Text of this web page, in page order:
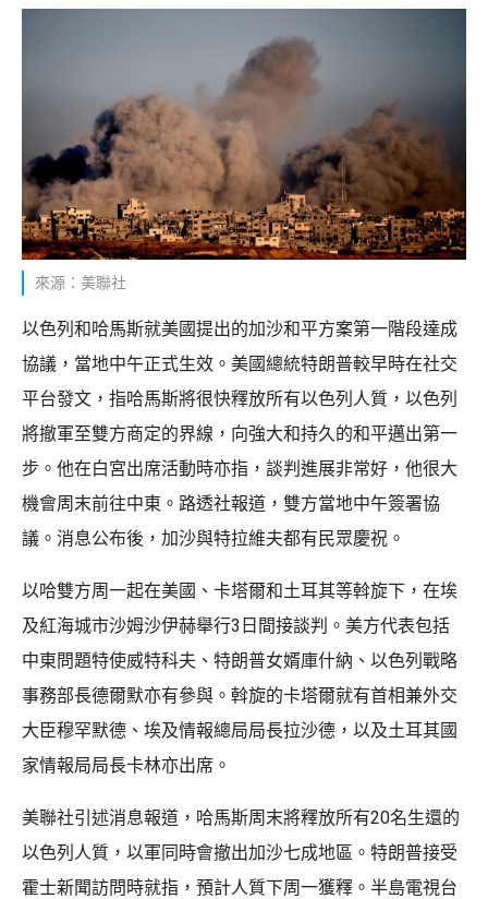
來源：美聯社
以色列和哈馬斯就美國提出的加沙和平方案第一階段達成
協議，當地中午正式生效。美國總統特朗普較早時在社交
平台發文，指哈馬斯將很快釋放所有以色列人質，以色列
將撤軍至雙方商定的界線，向強大和持久的和平邁出第一
步。他在白宮出席活動時亦指，談判進展非常好，他很大
機會周末前往中東。路透社報道，雙方當地中午簽署協
議。消息公布後，加沙與特拉維夫都有民眾慶祝。
以哈雙方周一起在美國、卡塔爾和土耳其等斡旋下，在埃
及紅海城市沙姆沙伊赫舉行3日間接談判。美方代表包括
中東問題特使威特科夫、特朗普女婿庫什納、以色列戰略
事務部長德爾默亦有參與。斡旋的卡塔爾就有首相兼外交
大臣穆罕默德、埃及情報總局局長拉沙德，以及土耳其國
家情報局局長卡林亦出席。
美聯社引述消息報道，哈馬斯周末將釋放所有20名生還的
以色列人質，以軍同時會撤出加沙七成地區。特朗普接受
霍士新聞訪問時就指，預計人質下周一獲釋。半島電視台